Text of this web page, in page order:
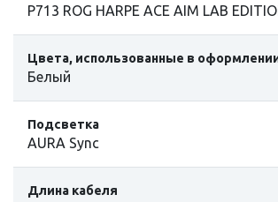
P713 ROG HARPE ACE AIM LAB
Цвета, использованные в
Белый
Подсветка
AURA Sync
Длина кабеля